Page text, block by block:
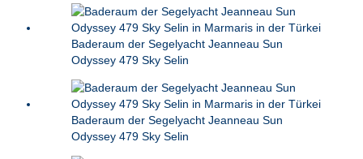
Baderaum der Segelyacht Jeanneau Sun
Odyssey 479 Sky Selin
Baderaum der Segelyacht Jeanneau Sun
Odyssey 479 Sky Selin